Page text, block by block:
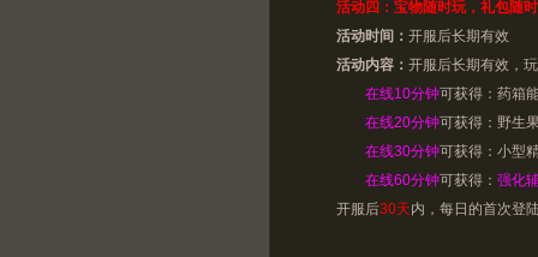
活动四：宝物随时玩，礼包随
活动时间： 开服后长期有效
活动内容： 开服后长期有效，
在线10分钟可获得：药箱
在线20分钟可获得：野生
在线30分钟可获得：小型
在线60分钟可获得： 强化
开服后30天内，每日的首次登